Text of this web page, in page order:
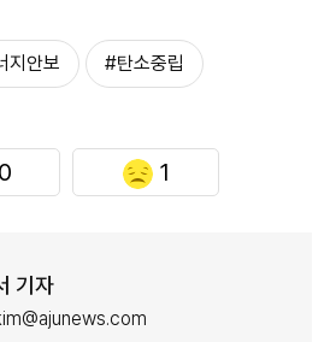
지안보 #탄소중립
0 1
기자